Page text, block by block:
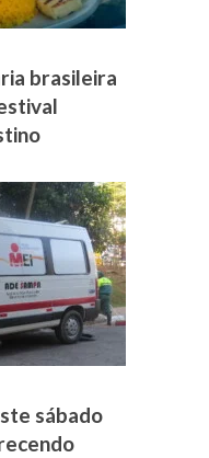
brasileira
sábado